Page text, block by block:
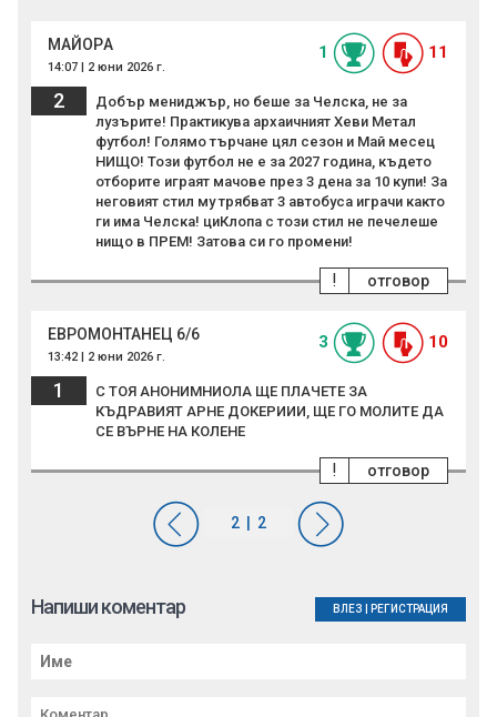
MAЙOPА
14:07 | 2 юни 2026 г.
1 11
2
Добър мениджър, но беше за Челска, не за
лузърите! Практикува архаичният Хеви Метал
футбол! Голямо търчане цял сезон и Май месец
НИЩО! Този футбол не е за 2027 година, където
отборите играят мачове през 3 дена за 10 купи! За
неговият стил му трябват 3 автобуса играчи както
ги има Челска! циКлопа с този стил не печелеше
нищо в ПРЕМ! Затова си го промени!
отговор
!
ЕВРОМОНТАНЕЦ 6/6
13:42 | 2 юни 2026 г.
3 10
1
С ТОЯ АНОНИМНИОЛА ЩЕ ПЛАЧЕТЕ ЗА
КЪДРАВИЯТ АРНЕ ДОКЕРИИИ, ЩЕ ГО МОЛИТЕ ДА
СЕ ВЪРНЕ НА КОЛЕНЕ
отговор
!
Напиши коментар ВЛЕЗ РЕГИСТРАЦИЯ